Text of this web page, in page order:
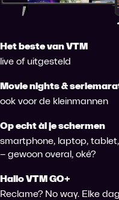
Het beste van VTM
live of uitgesteld
Movie nights &
ook voor de kleinmannen
Op echt àl je schermen
smartphone, laptop,
– gewoon overal, oké?
Hallo VTM GO+
Reclame? No way. Elke